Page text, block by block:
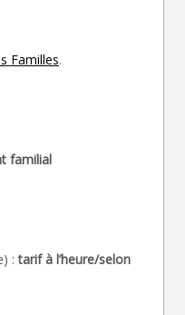
Familles.
familial
:tarif à l’heure/selon